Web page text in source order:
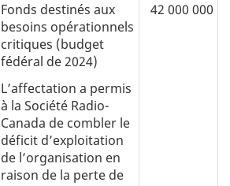
Fonds destinés aux
besoins opérationnels
critiques (budget
fédéral de 2024)
L’affectation a permis
à la Société Radio-
Canada de combler le
déficit d’exploitation
de l’organisation en
raison de la perte de
42 000 000